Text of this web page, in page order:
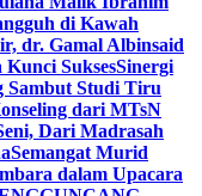
di Kawah
dr. Gamal Albinsaid
SuksesSinergi
Sambut Studi Tiru
dari MTsN
Dari Madrasah
Semangat Murid
dalam Upacara